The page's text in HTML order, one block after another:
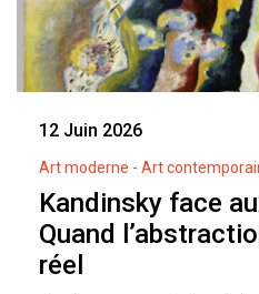
12 Juin 2026
Art moderne - Art
Kandinsky face
Quand
réel